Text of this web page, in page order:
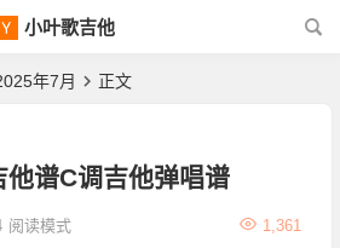
小叶歌吉他
年7月 正文
他谱C调吉他弹唱谱
1,361
阅读模式